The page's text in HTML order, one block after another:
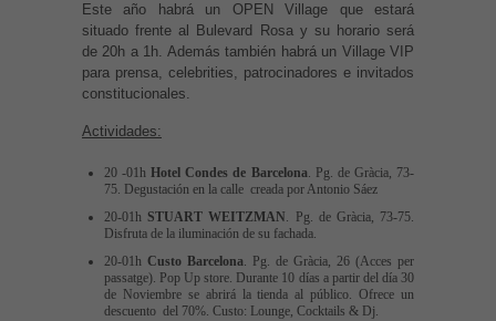
Este año habrá un OPEN Village que estará
situado frente al Bulevard Rosa y su horario será
de 20h a 1h. Además también habrá un Village VIP
para prensa, celebrities, patrocinadores e invitados
constitucionales.
Actividades:
20 -01hHotel Condes de Barcelona. Pg. de Gràcia, 73-
75. Degustación en la calle creada por Antonio Sáez
20-01hSTUART WEITZMAN . Pg. de Gràcia, 73-75.
Disfruta de la iluminación de su fachada.
20-01h Custo Barcelona. Pg. de Gràcia, 26 (Acces per
passatge). Pop Up store. Durante 10 días a partir del día 30
de Noviembre se abrirá la tienda al público. Ofrece un
descuento del 70%. Custo: Lounge, Cocktails & Dj.